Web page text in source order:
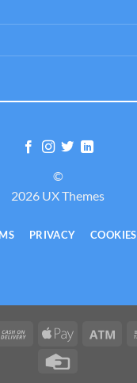
©
2026 UX Themes
PRIVACY COOKIES